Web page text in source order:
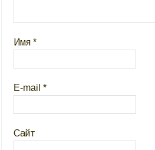
Имя*
E-mail*
Сайт